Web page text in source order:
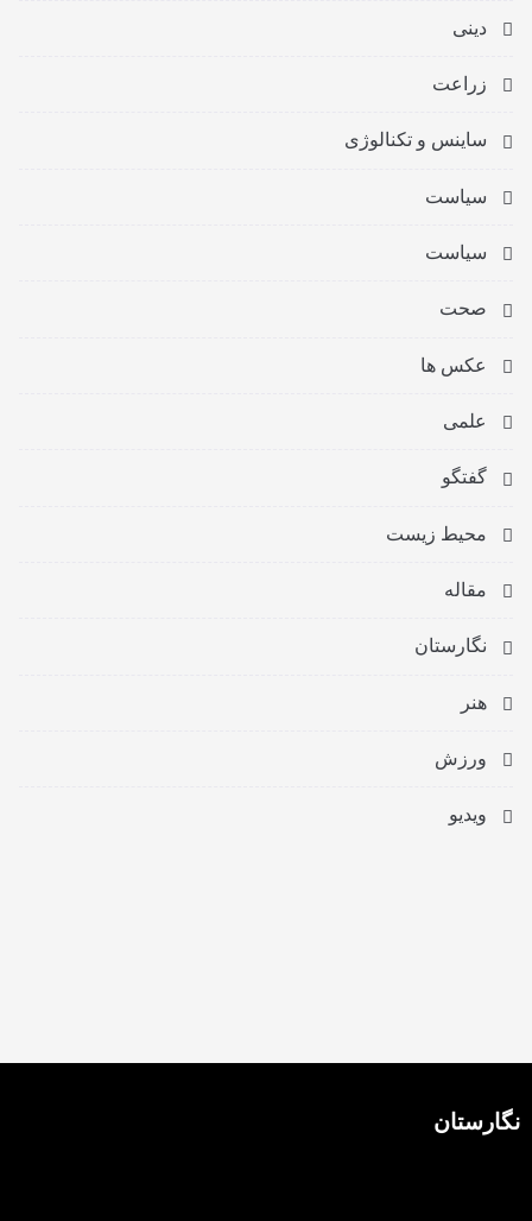
دینی
زراعت
ساینس و تکنالوژی
سیاست
سیاست
صحت
عکس ها
علمی
گفتگو
محیط زیست
مقاله
نگارستان
هنر
ورزش
ویدیو
نگارستان